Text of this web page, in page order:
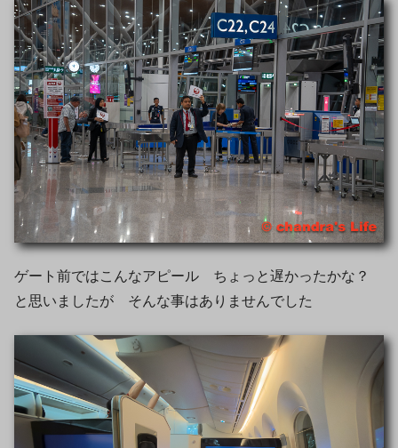
ゲート前ではこんなアピール ちょっと遅かったかな？
と思いましたが そんな事はありませんでした